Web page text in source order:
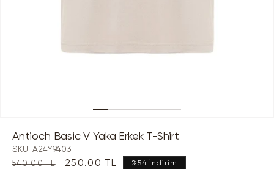
modda
oynatın
Antioch Basic V Yaka Erkek T-Shirt
SKU: A24Y9403
Normal
540.00 TL
İndirimli
250.00 TL %54 İndirim